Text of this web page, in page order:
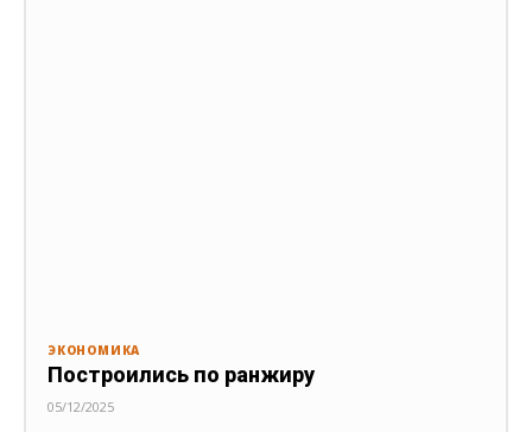
ЭКОНОМИКА
Построились по ранжиру
05/12/2025